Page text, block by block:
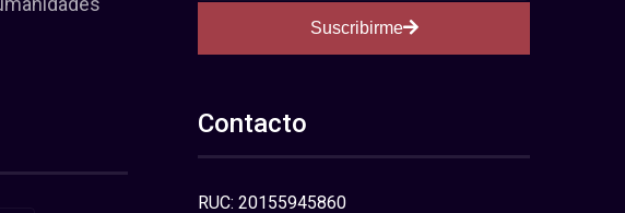
Suscribirme
Contacto
RUC: 20155945860